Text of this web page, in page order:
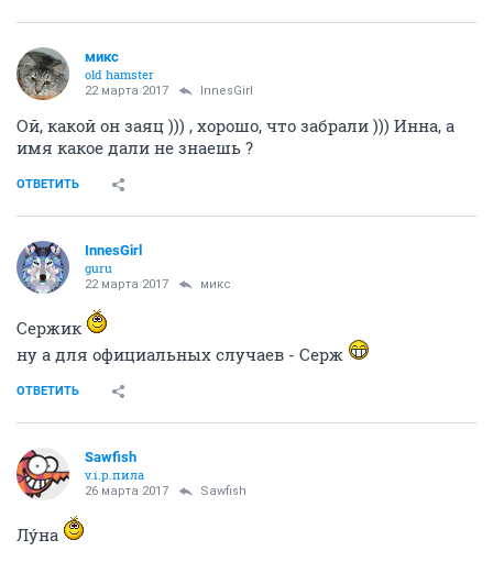
микс
old hamster
22 марта 2017 InnesGirl
Ой, какой он заяц ))) , хорошо, что забрали ))) Инна, а
имя какое дали не знаешь ?
ОТВЕТИТЬ
InnesGirl
guru
22 марта 2017 микс
Сержик
ну а для официальных случаев - Серж
ОТВЕТИТЬ
Sawfish
v.i.p.пила
26 марта 2017 Sawfish
Лýна